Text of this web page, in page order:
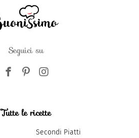
Seguici su
Tutte le ricette
Secondi Piatti